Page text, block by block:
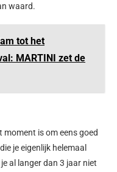
waard.
tot het
MARTINI zet de
moment is om eens goed
je eigenlijk helemaal
al langer dan 3 jaar niet